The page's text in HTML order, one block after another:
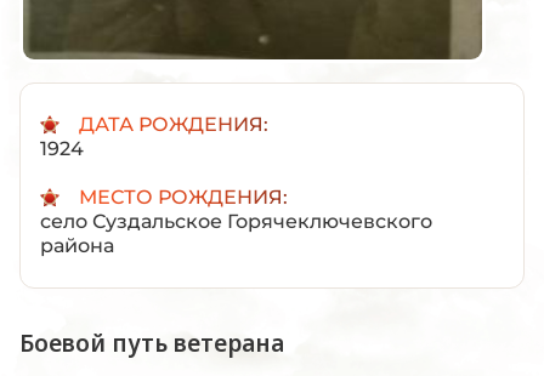
ДАТА РОЖДЕНИЯ:
1924
МЕСТО РОЖДЕНИЯ:
село Суздальское Горячеключевского
района
Боевой путь ветерана